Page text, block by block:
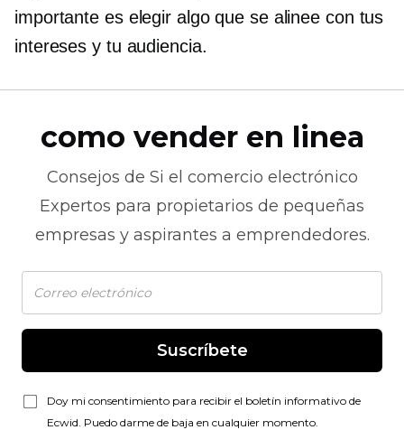
importante es elegir algo que se alinee con tus
intereses y tu audiencia.
como vender en linea
Consejos de Si el comercio electrónico
Expertos para propietarios de pequeñas
empresas y aspirantes a emprendedores.
Suscríbete
Doy mi consentimiento para recibir el boletín informativo de
Ecwid. Puedo darme de baja en cualquier momento.